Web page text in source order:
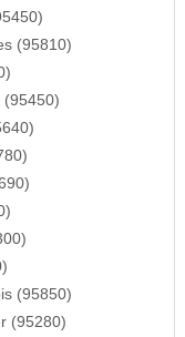
(95810)
(95450)
(95850)
(95280)